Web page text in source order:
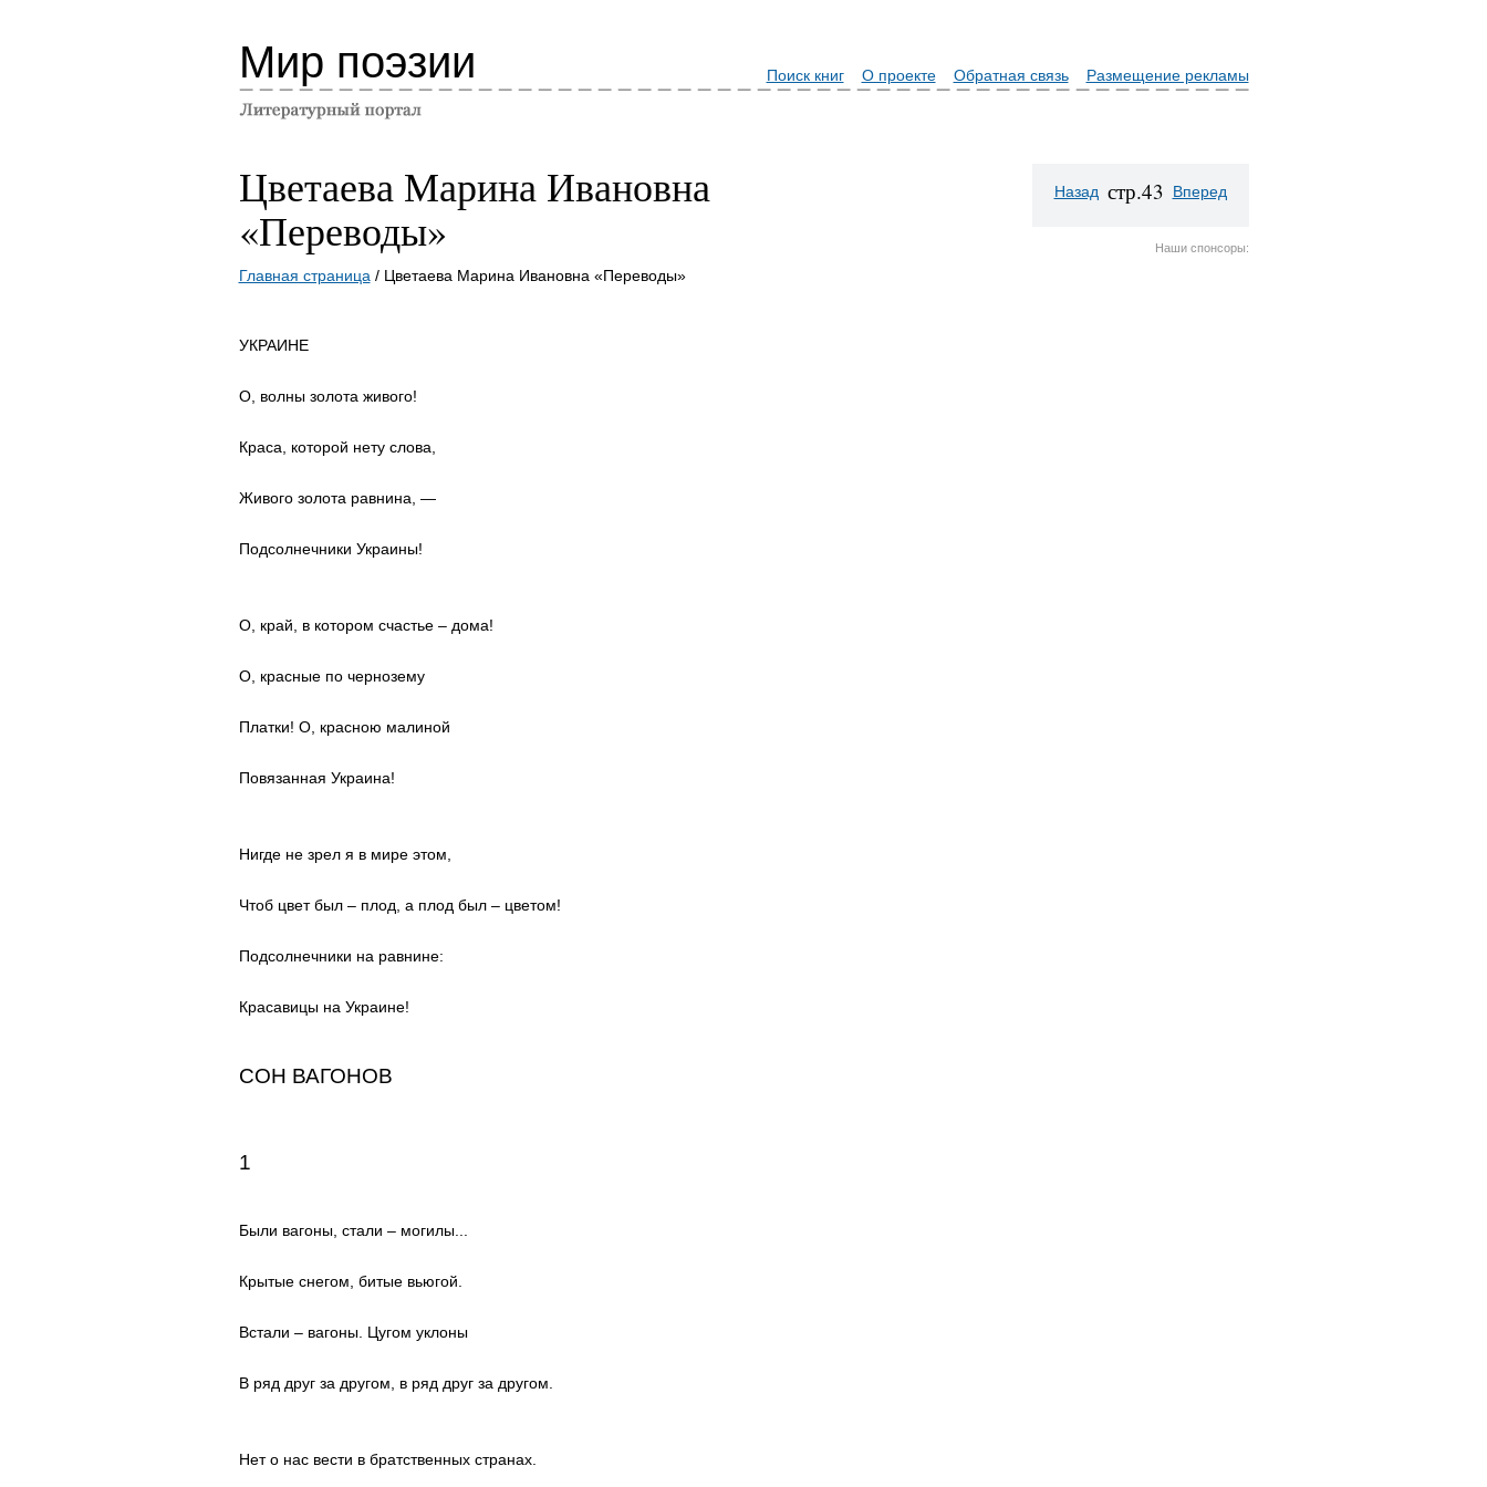
Мир поэзии Поиск книг О проекте Обратная связь Размещение рекламы
Цветаева Марина Ивановна
«Переводы»
Главная страница / Цветаева Марина Ивановна «Переводы»
УКРАИНЕ
О, волны золота живого!
Краса, которой нету слова,
Живого золота равнина, —
Подсолнечники Украины!
О, край, в котором счастье – дома!
О, красные по чернозему
Платки! О, красною малиной
Повязанная Украина!
Нигде не зрел я в мире этом,
Чтоб цвет был – плод, а плод был – цветом!
Подсолнечники на равнине:
Красавицы на Украине!
СОН ВАГОНОВ
1
Были вагоны, стали – могилы...
Крытые снегом, битые вьюгой.
Встали – вагоны. Цугом уклоны
В ряд друг за другом, в ряд друг за другом.
Нет о нас вести в братственных странах.
Назад стр.43 Вперед
Наши спонсоры: